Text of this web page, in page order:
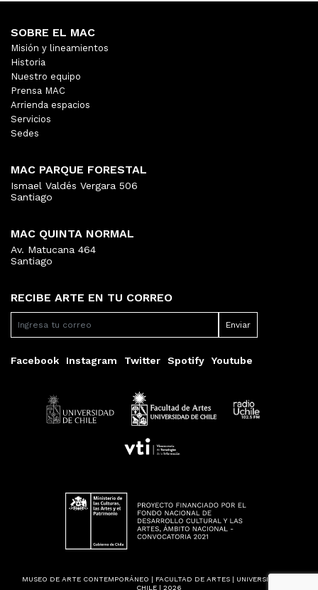
RECIBE ARTE EN TU CORREO
Facebook Instagram Twitter Spotify Youtube
SOBRE EL MAC
Misión y lineamientos
Historia
Nuestro equipo
Prensa MAC
Arrienda espacios
Servicios
Sedes
MAC PARQUE FORESTAL
Ismael Valdés Vergara 506
Santiago
MAC QUINTA NORMAL
Av. Matucana 464
Santiago
MUSEO DE ARTE CONTEMPORÁNEO | FACULTAD DE ARTES | UNIVERSIDAD DE
CHILE | 2026